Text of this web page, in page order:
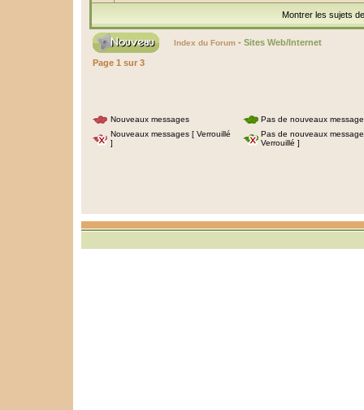
Montrer les sujets
Index du Forum - Sites Web/Internet
Page 1 sur 3
Nouveaux messages
Pas de nouveaux
Nouveaux messages [ Verrouillé
]
Pas de nouveaux
Verrouillé ]